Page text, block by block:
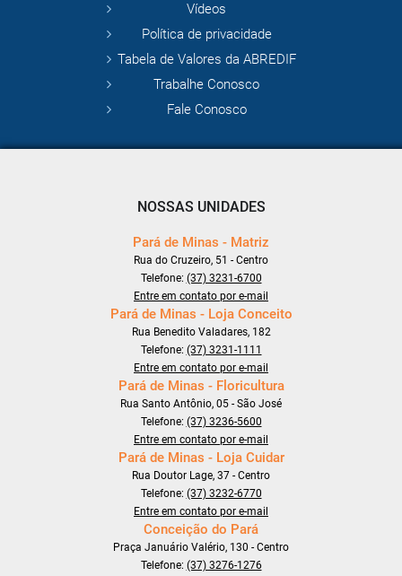
Vídeos
Política de privacidade
Tabela de Valores da ABREDIF
Trabalhe Conosco
Fale Conosco
NOSSAS UNIDADES
Pará de Minas - Matriz
Rua do Cruzeiro, 51 - Centro
Telefone: (37) 3231-6700
Entre em contato por e-mail
Pará de Minas - Loja Conceito
Rua Benedito Valadares, 182
Telefone: (37) 3231-1111
Entre em contato por e-mail
Pará de Minas - Floricultura
Rua Santo Antônio, 05 - São José
Telefone: (37) 3236-5600
Entre em contato por e-mail
Pará de Minas - Loja Cuidar
Rua Doutor Lage, 37 - Centro
Telefone: (37) 3232-6770
Entre em contato por e-mail
Conceição do Pará
Praça Januário Valério, 130 - Centro
Telefone: (37) 3276-1276